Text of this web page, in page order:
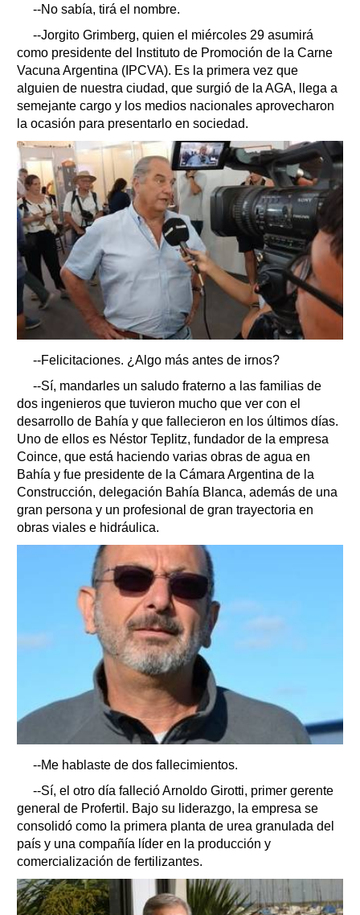
--No sabía, tirá el nombre.
--Jorgito Grimberg, quien el miércoles 29 asumirá
como presidente del Instituto de Promoción de la Carne
Vacuna Argentina (IPCVA). Es la primera vez que
alguien de nuestra ciudad, que surgió de la AGA, llega a
semejante cargo y los medios nacionales aprovecharon
la ocasión para presentarlo en sociedad.
--Felicitaciones. ¿Algo más antes de irnos?
--Sí, mandarles un saludo fraterno a las familias de
dos ingenieros que tuvieron mucho que ver con el
desarrollo de Bahía y que fallecieron en los últimos días.
Uno de ellos es Néstor Teplitz, fundador de la empresa
Coince, que está haciendo varias obras de agua en
Bahía y fue presidente de la Cámara Argentina de la
Construcción, delegación Bahía Blanca, además de una
gran persona y un profesional de gran trayectoria en
obras viales e hidráulica.
--Me hablaste de dos fallecimientos.
--Sí, el otro día falleció Arnoldo Girotti, primer gerente
general de Profertil. Bajo su liderazgo, la empresa se
consolidó como la primera planta de urea granulada del
país y una compañía líder en la producción y
comercialización de fertilizantes.